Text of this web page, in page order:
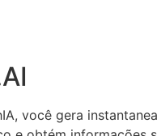
você gera